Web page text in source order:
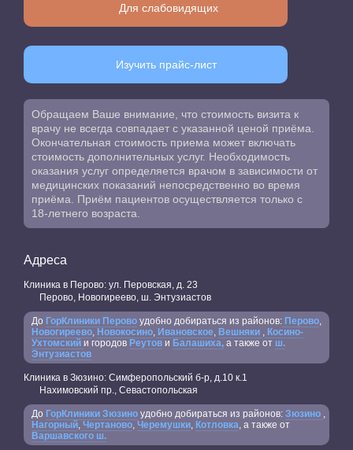
Для слабовидящих
Изучить прайс-лист
Обращаем Ваше внимание, что стоимость визита к
врачу не всегда совпадает с указанной ценой приёма.
Окончательная стоимость приема может включать
стоимость дополнительных услуг. Необходимость
оказания услуг определяется врачом в зависимости от
медицинских показаний непосредственно во время
приёма. Приём пациентов осуществляется только с
18-летнего возраста.
Адреса
Клиника в Перово: ул. Перовская, д. 23
Перово, Новогиреево, ш. Энтузиастов
До ГорКлиники Перово удобно добираться из районов: Перово,
Новогиреево, Новокосино, Ивановское, Вешняки , Косино-
Ухтомский и городов Реутов и Балашиха, а также от ш.
Энтузиастов
Клиника в Зюзино: Симферопольский б-р, д.10 к.1
Нахимовский пр., Севастопольская
До ГорКлиники Зюзино удобно добираться из районов: Зюзино ,
Нагорный, Чертаново, Черемушки, Котловка, а также от
Варшавского ш.